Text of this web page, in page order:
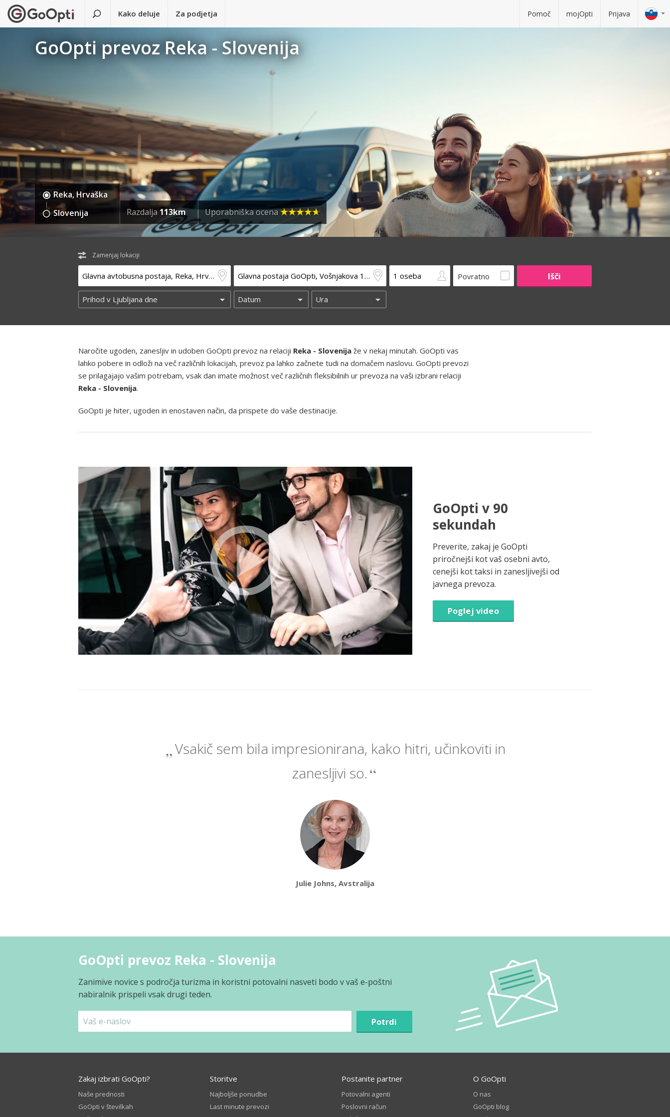
Kako deluje Za podjetja Pomoč mojOpti Prijava
GoOpti prevoz Reka - Slovenija
Reka, Hrvaška
Slovenija
Razdalja 113km Uporabniška ocena
Zamenjaj lokaciji
Povratno
Naročite ugoden, zanesljiv in udoben GoOpti prevoz na relaciji Reka - Slovenija že v nekaj minutah. GoOpti vas
lahko pobere in odloži na več različnih lokacijah, prevoz pa lahko začnete tudi na domačem naslovu. GoOpti prevozi
se prilagajajo vašim potrebam, vsak dan imate možnost več različnih fleksibilnih ur prevoza na vaši izbrani relaciji
Reka - Slovenija.
GoOpti je hiter, ugoden in enostaven način, da prispete do vaše destinacije.
GoOpti v 90
sekundah
Preverite, zakaj je GoOpti
priročnejši kot vaš osebni avto,
cenejši kot taksi in zanesljivejši od
javnega prevoza.
Poglej video
Vsakič sem bila impresionirana, kako hitri, učinkoviti in
zanesljivi so.
Julie Johns, Avstralija
GoOpti prevoz Reka - Slovenija
Zanimive novice s področja turizma in koristni potovalni nasveti bodo v vaš e-poštni
nabiralnik prispeli vsak drugi teden.
Potrdi
Zakaj izbrati GoOpti?
Naše prednosti
GoOpti v številkah
Storitve
Najboljše ponudbe
Last minute prevozi
Postanite partner
Potovalni agenti
Poslovni račun
O GoOpti
O nas
GoOpti blog